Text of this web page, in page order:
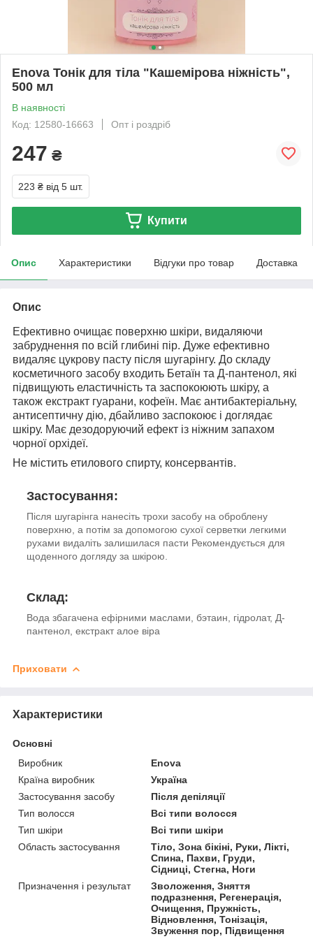
Enova Тонік для тіла "Кашемірова ніжність",
500 мл
В наявності
Код: 12580-16663
Опт і роздріб
247 ₴
223 ₴ від 5 шт.
Купити
Опис Характеристики Відгуки про товар Доставка
Опис
Ефективно очищає поверхню шкіри, видаляючи
забруднення по всій глибині пір. Дуже ефективно
видаляє цукрову пасту після шугарінгу. До складу
косметичного засобу входить Бетаїн та Д-пантенол, які
підвищують еластичність та заспокоюють шкіру, а
також екстракт гуарани, кофеїн. Має антибактеріальну,
антисептичну дію, дбайливо заспокоює і доглядає
шкіру. Має дезодоруючий ефект із ніжним запахом
чорної орхідеї.
Не містить етилового спирту, консервантів.
Застосування:
Після шугарінга нанесіть трохи засобу на оброблену
поверхню, а потім за допомогою сухої серветки легкими
рухами видаліть залишилася пасти Рекомендується для
щоденного догляду за шкірою.
Склад:
Вода збагачена ефірними маслами, бэтаин, гідролат, Д-
пантенол, екстракт алое віра
Приховати
Характеристики
Основні
Виробник
Enova
Країна виробник
Україна
Застосування засобу
Після депіляції
Тип волосся
Всі типи волосся
Тип шкіри
Всі типи шкіри
Область застосування
Тіло, Зона бікіні, Руки, Лікті,
Спина, Пахви, Груди,
Сідниці, Стегна, Ноги
Призначення і результат
Зволоження, Зняття
подразнення, Регенерація,
Очищення, Пружність,
Відновлення, Тонізація,
Звуження пор, Підвищення